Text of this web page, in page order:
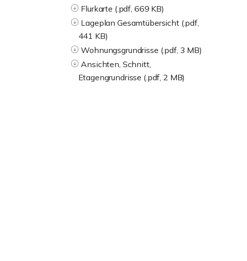
Flurkarte (.pdf, 669 KB)
Lageplan Gesamtübersicht (.pdf,
441 KB)
Wohnungsgrundrisse (.pdf, 3 MB)
Ansichten, Schnitt,
Etagengrundrisse (.pdf, 2 MB)